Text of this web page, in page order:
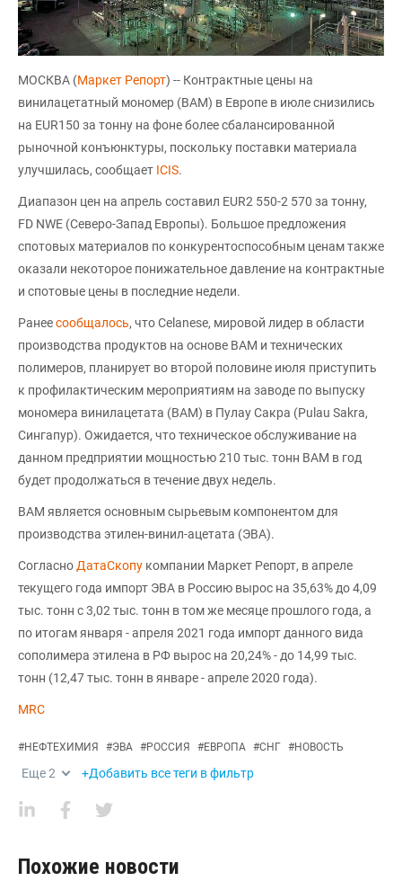
МОСКВА (Маркет Репорт) -- Контрактные цены на
винилацетатный мономер (ВAM) в Европе в июле снизились
на EUR150 за тонну на фоне более сбалансированной
рыночной конъюнктуры, поскольку поставки материала
улучшилась, сообщает ICIS.
Диапазон цен на апрель составил EUR2 550-2 570 за тонну,
FD NWE (Северо-Запад Европы). Большое предложения
спотовых материалов по конкурентоспособным ценам также
оказали некоторое понижательное давление на контрактные
и спотовые цены в последние недели.
Ранеесообщалось, что Celanese, мировой лидер в области
производства продуктов на основе ВАМ и технических
полимеров, планирует во второй половине июля приступить
к профилактическим мероприятиям на заводе по выпуску
мономера винилацетата (ВАМ) в Пулау Сакра (Pulau Sakra,
Сингапур). Ожидается, что техническое обслуживание на
данном предприятии мощностью 210 тыс. тонн ВАМ в год
будет продолжаться в течение двух недель.
ВАМ является основным сырьевым компонентом для
производства этилен-винил-ацетата (ЭВА).
Согласно ДатаСкопу компании Маркет Репорт, в апреле
текущего года импорт ЭВА в Россию вырос на 35,63% до 4,09
тыс. тонн с 3,02 тыс. тонн в том же месяце прошлого года, а
по итогам января - апреля 2021 года импорт данного вида
сополимера этилена в РФ вырос на 20,24% - до 14,99 тыс.
тонн (12,47 тыс. тонн в январе - апреле 2020 года).
MRC
#НЕФТЕХИМИЯ #ЭВА #РОССИЯ #ЕВРОПА #СНГ #НОВОСТЬ
Еще2 +Добавить все теги в фильтр
Похожие новости